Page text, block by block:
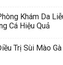
Khám Da
Cá Hiệu Quả
Trị Sùi Mào